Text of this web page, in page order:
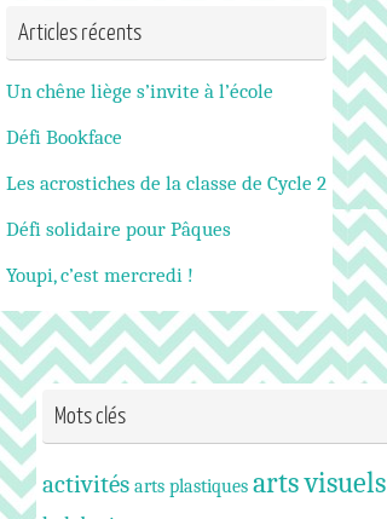
Articles récents
Un chêne liège s’invite à l’école
Défi Bookface
Les acrostiches de la classe de Cycle 2
Défi solidaire pour Pâques
Youpi, c’est mercredi !
Mots clés
activités arts plastiques arts visuels